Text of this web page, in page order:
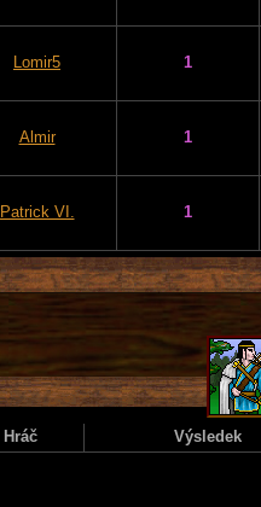
Lomir5 1
Almir 1
Patrick VI. 1
Hráč Výsledek